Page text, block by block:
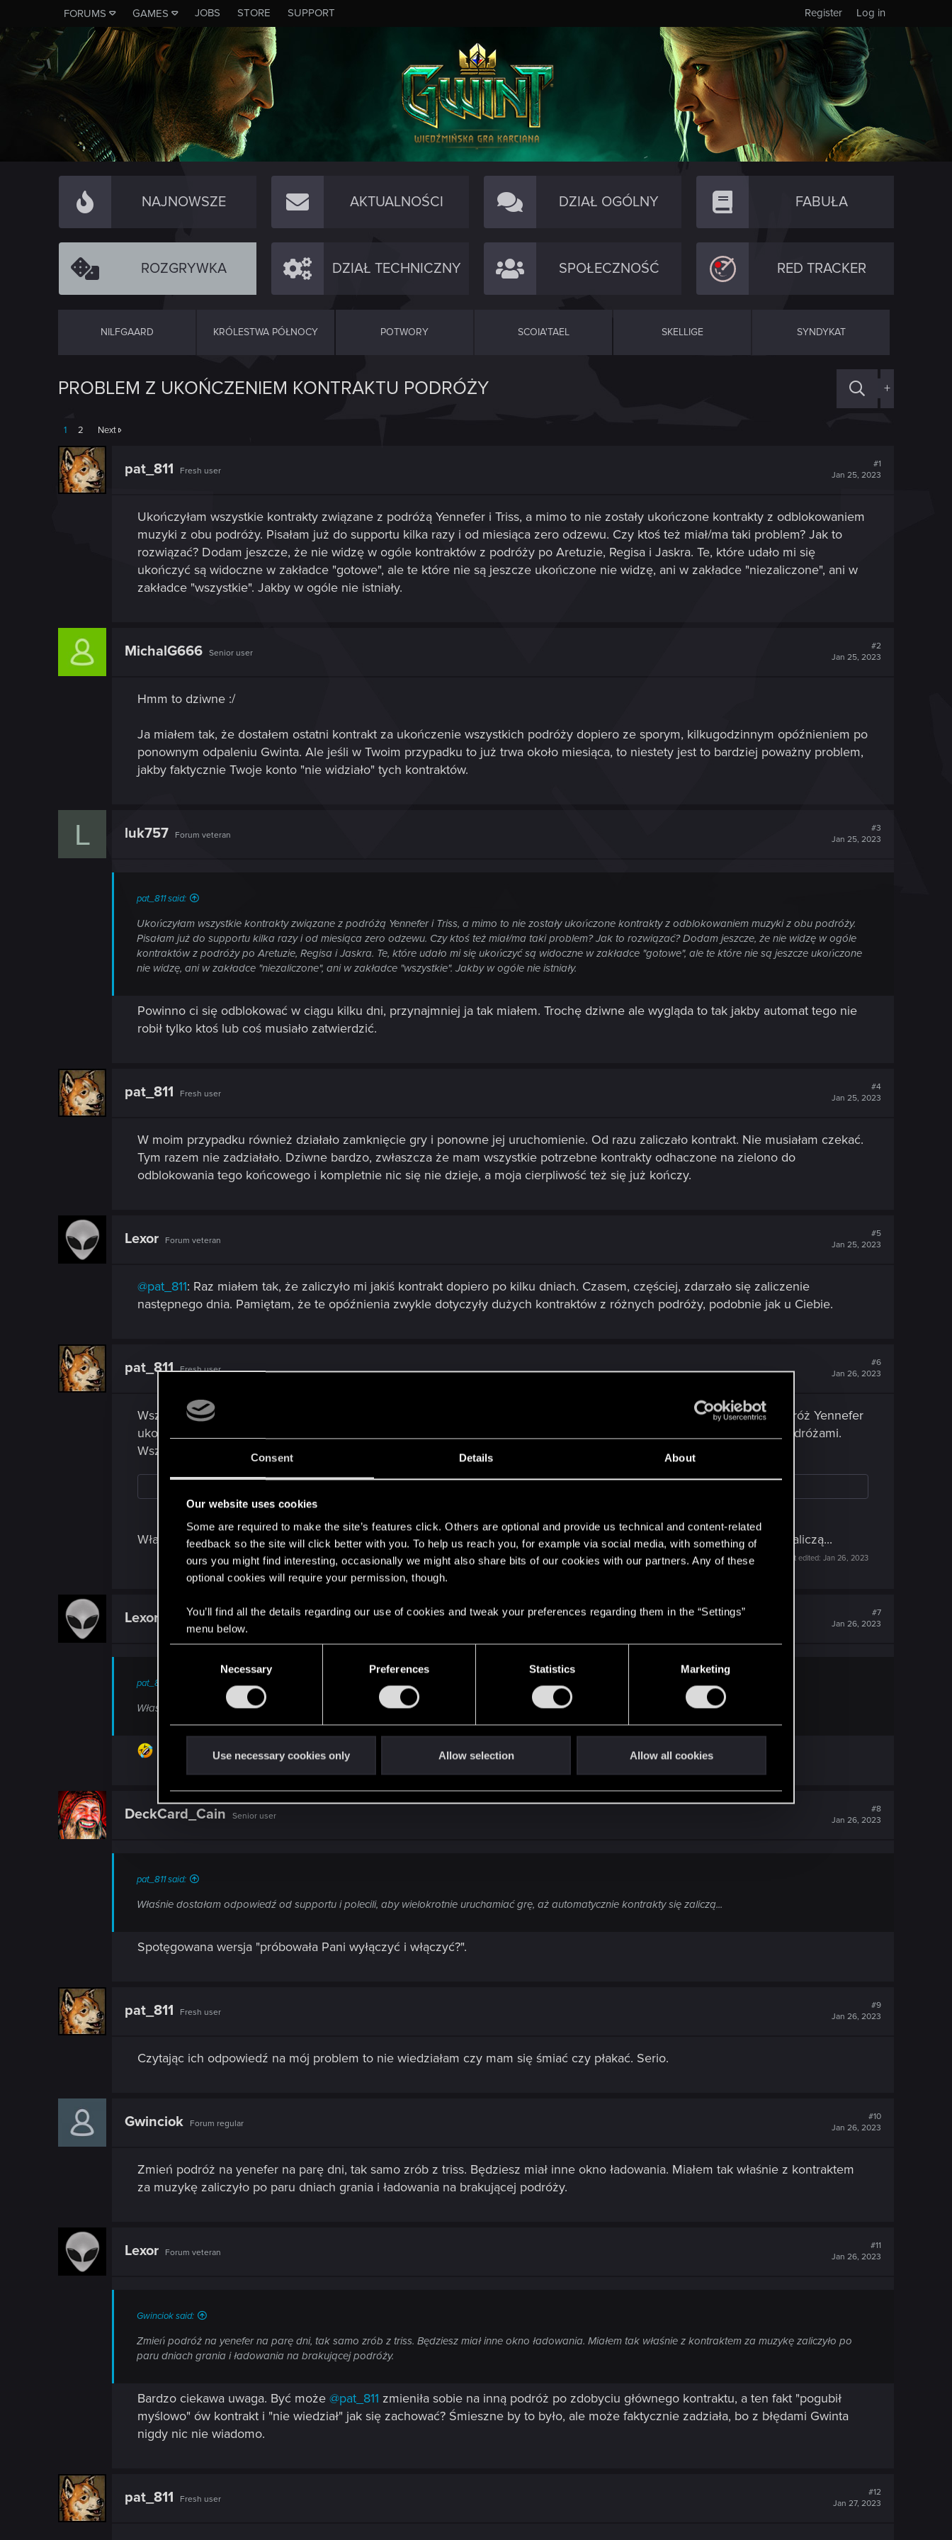
Consent Details About
Our website uses cookies
Some are required to make the site’s features click. Others are optional and provide us technical and content-related
feedback so the site will click better with you. To help us reach you, for example via social media, with something of
ours you might find interesting, occasionally we might also share bits of our cookies with our partners. Any of these
optional cookies will require your permission, though.
You’ll find all the details regarding our use of cookies and tweak your preferences regarding them in the “Settings”
menu below.
e
l
e
n
Necessary Preferences Statistics Marketing
Use necessary cookies only Allow selection Allow all cookies
FORUMS GAMES JOBS STORE SUPPORT Log in
Register
NAJNOWSZE AKTUALNOŚCI DZIAŁ OGÓLNY FABUŁA
ROZGRYWKA DZIAŁ TECHNICZNY SPOŁECZNOŚĆ RED TRACKER
NILFGAARD KRÓLESTWA PÓŁNOCY POTWORY SCOIA'TAEL SKELLIGE SYNDYKAT
PROBLEM Z UKOŃCZENIEM KONTRAKTU PODRÓŻY +
1 2 Next
pat_811 Fresh user
#1
Jan 25, 2023
Ukończyłam wszystkie kontrakty związane z podróżą Yennefer i Triss, a mimo to nie zostały ukończone kontrakty z odblokowaniem
muzyki z obu podróży. Pisałam już do supportu kilka razy i od miesiąca zero odzewu. Czy ktoś też miał/ma taki problem? Jak to
rozwiązać? Dodam jeszcze, że nie widzę w ogóle kontraktów z podróży po Aretuzie, Regisa i Jaskra. Te, które udało mi się
ukończyć są widoczne w zakładce "gotowe", ale te które nie są jeszcze ukończone nie widzę, ani w zakładce "niezaliczone", ani w
zakładce "wszystkie". Jakby w ogóle nie istniały.
MichalG666 Senior user
#2
Jan 25, 2023
Hmm to dziwne :/
Ja miałem tak, że dostałem ostatni kontrakt za ukończenie wszystkich podróży dopiero ze sporym, kilkugodzinnym opóźnieniem po
ponownym odpaleniu Gwinta. Ale jeśli w Twoim przypadku to już trwa około miesiąca, to niestety jest to bardziej poważny problem,
jakby faktycznie Twoje konto "nie widziało" tych kontraktów.
L luk757 Forum veteran
#3
Jan 25, 2023
pat_811 said:
Ukończyłam wszystkie kontrakty związane z podróżą Yennefer i Triss, a mimo to nie zostały ukończone kontrakty z odblokowaniem muzyki z obu podróży.
Pisałam już do supportu kilka razy i od miesiąca zero odzewu. Czy ktoś też miał/ma taki problem? Jak to rozwiązać? Dodam jeszcze, że nie widzę w ogóle
kontraktów z podróży po Aretuzie, Regisa i Jaskra. Te, które udało mi się ukończyć są widoczne w zakładce "gotowe", ale te które nie są jeszcze ukończone
nie widzę, ani w zakładce "niezaliczone", ani w zakładce "wszystkie". Jakby w ogóle nie istniały.
Powinno ci się odblokować w ciągu kilku dni, przynajmniej ja tak miałem. Trochę dziwne ale wygląda to tak jakby automat tego nie
robił tylko ktoś lub coś musiało zatwierdzić.
pat_811 Fresh user
#4
Jan 25, 2023
W moim przypadku również działało zamknięcie gry i ponowne jej uruchomienie. Od razu zaliczało kontrakt. Nie musiałam czekać.
Tym razem nie zadziałało. Dziwne bardzo, zwłaszcza że mam wszystkie potrzebne kontrakty odhaczone na zielono do
odblokowania tego końcowego i kompletnie nic się nie dzieje, a moja cierpliwość też się już kończy.
Lexor Forum veteran
#5
Jan 25, 2023
@pat_811: Raz miałem tak, że zaliczyło mi jakiś kontrakt dopiero po kilku dniach. Czasem, częściej, zdarzało się zaliczenie
następnego dnia. Pamiętam, że te opóźnienia zwykle dotyczyły dużych kontraktów z różnych podróży, podobnie jak u Ciebie.
pat_811 Fresh user
#6
Jan 26, 2023
Wszyscy wspominają o kilku dniach, u mnie można powiedzieć, że trwa już to kilkanaście, jak nie kilkadziesiąt dni. Podróż Yennefer
ukończyłam na początku stycznia, podróż Triss co prawda wczoraj, ale nigdy wcześniej nie miałam problemu z tymi podróżami.
Wszystko się zaliczało po samym ukończeniu kontraktu.
Właśnie dostałam odpowiedź od supportu i polecili, aby wielokrotnie uruchamiać grę, aż automatycznie kontrakty się zaliczą...
Last edited: Jan 26, 2023
Lexor Forum veteran
#7
Jan 26, 2023
pat_811 said:
Właśnie dostałam odpowiedź od supportu i polecili, aby wielokrotnie uruchamiać grę, aż automatycznie kontrakty się zaliczą...
DeckCard_Cain Senior user
#8
Jan 26, 2023
pat_811 said:
Właśnie dostałam odpowiedź od supportu i polecili, aby wielokrotnie uruchamiać grę, aż automatycznie kontrakty się zaliczą...
Spotęgowana wersja "próbowała Pani wyłączyć i włączyć?".
pat_811 Fresh user
#9
Jan 26, 2023
Czytając ich odpowiedź na mój problem to nie wiedziałam czy mam się śmiać czy płakać. Serio.
Gwinciok Forum regular
#10
Jan 26, 2023
Zmień podróż na yenefer na parę dni, tak samo zrób z triss. Będziesz miał inne okno ładowania. Miałem tak właśnie z kontraktem
za muzykę zaliczyło po paru dniach grania i ładowania na brakującej podróży.
Lexor Forum veteran
#11
Jan 26, 2023
Gwinciok said:
Zmień podróż na yenefer na parę dni, tak samo zrób z triss. Będziesz miał inne okno ładowania. Miałem tak właśnie z kontraktem za muzykę zaliczyło po
paru dniach grania i ładowania na brakującej podróży.
Bardzo ciekawa uwaga. Być może @pat_811 zmieniła sobie na inną podróż po zdobyciu głównego kontraktu, a ten fakt "pogubił
myślowo" ów kontrakt i "nie wiedział" jak się zachować? Śmieszne by to było, ale może faktycznie zadziała, bo z błędami Gwinta
nigdy nic nie wiadomo.
pat_811 Fresh user
#12
Jan 27, 2023